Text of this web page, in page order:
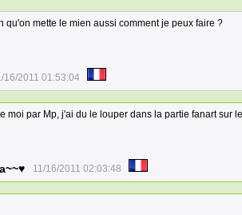
qu'on mette le mien aussi comment je peux faire ?
16/2011 01:53:04
moi par Mp, j'ai du le louper dans la partie fanart sur
11/16/2011 02:03:48